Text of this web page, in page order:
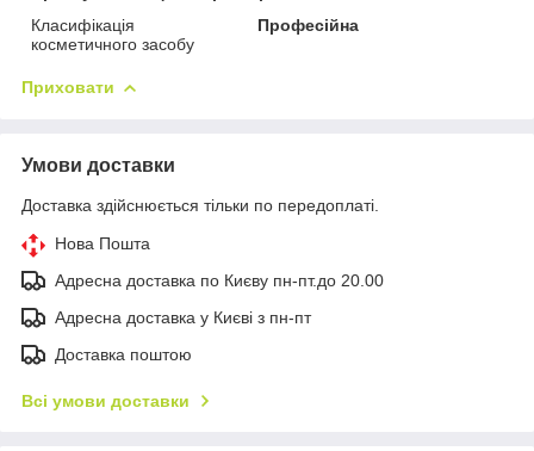
Класифікація
косметичного засобу
Професійна
Приховати
Умови доставки
Доставка здійснюється тільки по передоплаті.
Нова Пошта
Адресна доставка по Києву пн-пт.до 20.00
Адресна доставка у Києві з пн-пт
Доставка поштою
Всі умови доставки